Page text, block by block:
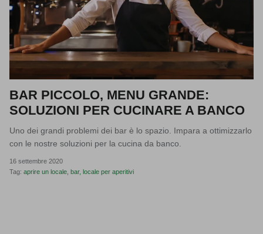
BAR PICCOLO, MENU GRANDE:
SOLUZIONI PER CUCINARE A BANCO
Uno dei grandi problemi dei bar è lo spazio. Impara a ottimizzarlo
con le nostre soluzioni per la cucina da banco.
16 settembre 2020
Tag: aprire un locale bar locale per aperitivi